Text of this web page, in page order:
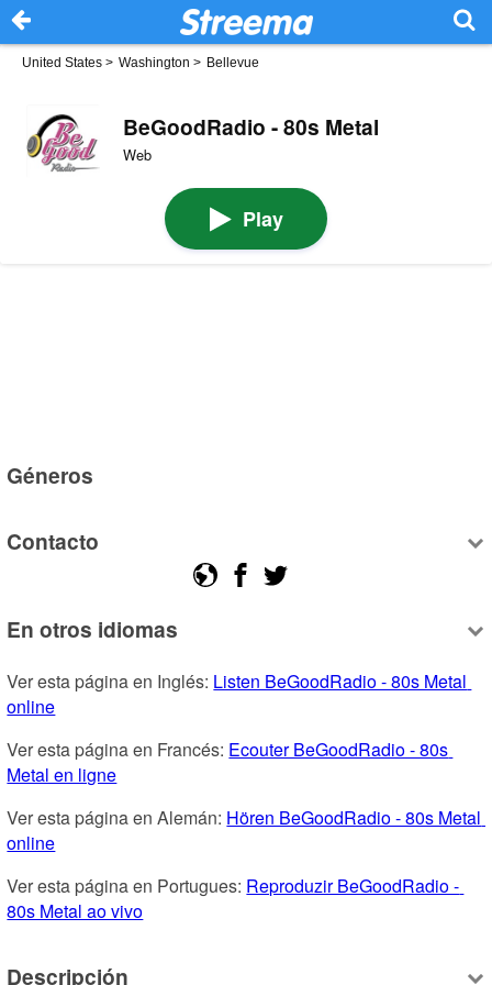
United States > Washington > Bellevue
BeGoodRadio - 80s Metal
Web
Play
Géneros
Contacto
En otros idiomas
Ver esta página en Inglés: Listen BeGoodRadio - 80s Metal
online
Ver esta página en Francés: Ecouter BeGoodRadio - 80s
Metal en ligne
Ver esta página en Alemán: Hören BeGoodRadio - 80s Metal
online
Ver esta página en Portugues: Reproduzir BeGoodRadio -
80s Metal ao vivo
Descripción